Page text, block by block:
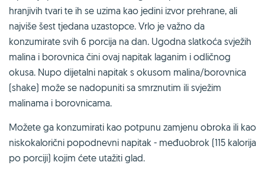
hranjivih tvari te ih se uzima kao jedini izvor prehrane, ali
najviše šest tjedana uzastopce. Vrlo je važno da
konzumirate svih 6 porcija na dan. Ugodna slatkoća svježih
malina i borovnica čini ovaj napitak laganim i odličnog
okusa. Nupo dijetalni napitak s okusom malina/borovnica
(shake) može se nadopuniti sa smrznutim ili svježim
malinama i borovnicama.
Možete ga konzumirati kao potpunu zamjenu obroka ili kao
niskokalorični popodnevni napitak - međuobrok (115 kalorija
po porciji) kojim ćete utažiti glad.